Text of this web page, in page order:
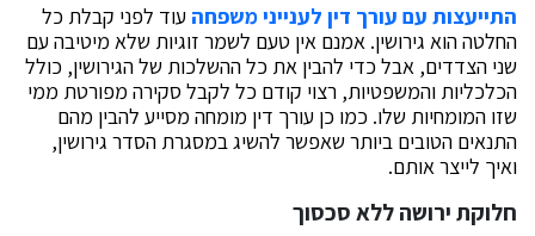
התייעצות עם עורך דין לענייני משפחהעוד לפני קבלת כל
החלטה הוא גירושין. אמנם אין טעם לשמר זוגיות שלא מיטיבה עם
שני הצדדים, אבל כדי להבין את כל ההשלכות של הגירושין, כולל
הכלכליות והמשפטיות, רצוי קודם כל לקבל סקירה מפורטת ממי
שזו המומחיות שלו. כמו כן עורך דין מומחה מסייע להבין מהם
התנאים הטובים ביותר שאפשר להשיג במסגרת הסדר גירושין,
ואיך לייצר אותם.
חלוקת ירושה ללא סכסוך